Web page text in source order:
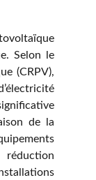
Selon le
(CRPV),
de la